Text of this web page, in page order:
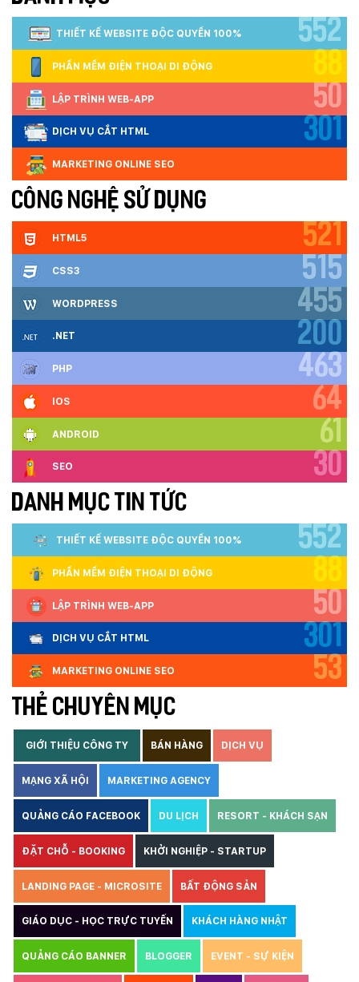
THIẾT KẾ WEBSITE ĐỘC QUYỀN 100% 552
PHẦN MỀM ĐIỆN THOẠI DI ĐỘNG 88
LẬP TRÌNH WEB-APP 50
DỊCH VỤ CẮT HTML 301
MARKETING ONLINE SEO
CÔNG NGHỆ SỬ DỤNG
HTML5 521
CSS3 515
WORDPRESS 455
.NET 200
PHP 463
IOS 64
ANDROID 61
SEO 30
DANH MỤC TIN TỨC
THIẾT KẾ WEBSITE ĐỘC QUYỀN 100% 552
PHẦN MỀM ĐIỆN THOẠI DI ĐỘNG 88
LẬP TRÌNH WEB-APP 50
DỊCH VỤ CẮT HTML 301
MARKETING ONLINE SEO 53
THẺ CHUYÊN MỤC
GIỚI THIỆU CÔNG TY BÁN HÀNG DỊCH VỤ
MẠNG XÃ HỘI MARKETING AGENCY
QUẢNG CÁO FACEBOOK DU LỊCH RESORT - KHÁCH SẠN
ĐẶT CHỖ - BOOKING KHỞI NGHIỆP - STARTUP
LANDING PAGE - MICROSITE BẤT ĐỘNG SẢN
GIÁO DỤC - HỌC TRỰC TUYẾN KHÁCH HÀNG NHẬT
QUẢNG CÁO BANNER BLOGGER EVENT - SỰ KIỆN